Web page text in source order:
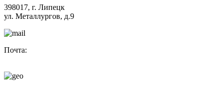
398017, г. Липецк
ул. Металлургов, д.9
Почта: